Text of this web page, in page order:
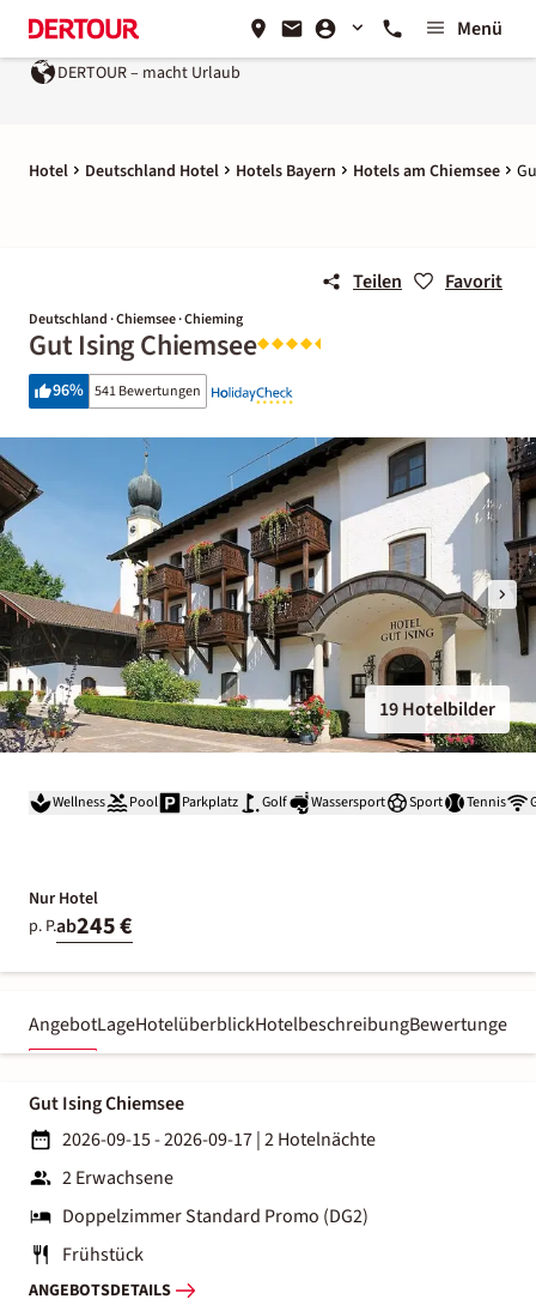
Menü
DERTOUR – macht Urlaub
Hotel Deutschland Hotel Hotels Bayern Hotels am Chiemsee
Teilen Favorit
Deutschland · Chiemsee · Chieming
Gut Ising Chiemsee
96% 541 Bewertungen
19 Hotelbilder
Wellness Pool Parkplatz Golf Wassersport Sport Tennis
Nur Hotel
p. P.ab245 €
AngebotLageHotelüberblickHotelbeschreibungBewertungen
Gut Ising Chiemsee
2026-09-15 - 2026-09-17|2 Hotelnächte
2 Erwachsene
Doppelzimmer Standard Promo (DG2)
Frühstück
ANGEBOTSDETAILS